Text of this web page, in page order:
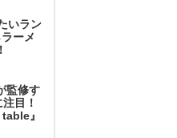
いラン
ーメ
監修す
目！
』